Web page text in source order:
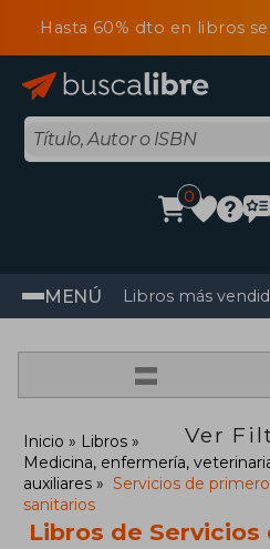
Hasta 60% dto en libros
0
MENÚ Libros más
=
Ver
Inicio
Libros
Medicina, enfermería,
auxiliares
Servicios de
sanitarios
Libros de